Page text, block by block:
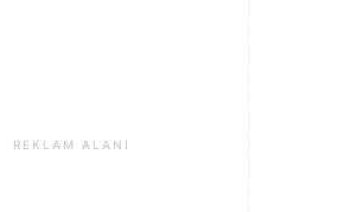
REKLAM ALANI